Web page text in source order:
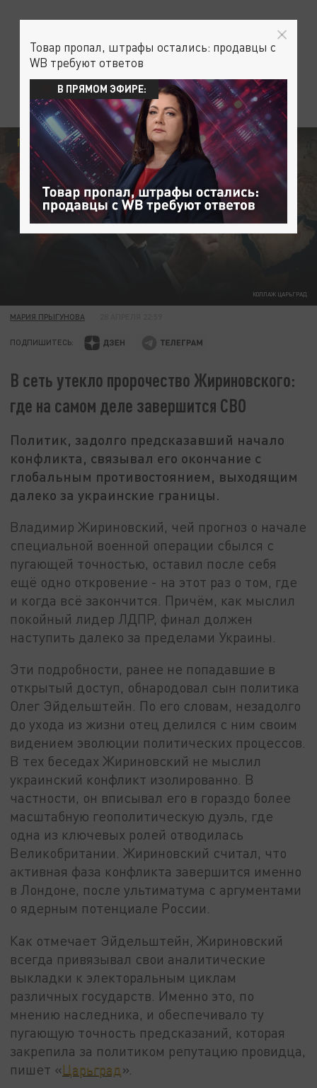
КОЛЛАЖ ЦАРЬГРАД
ПОЛИТИКА
МАРИЯ ПРЫГУНОВА
ПОДПИШИТЕСЬ:
В сеть утекло пророчество Жириновского:
где на самом деле завершится СВО
Политик, задолго предсказавший начало
конфликта, связывал его окончание с
глобальным противостоянием, выходящим
далеко за украинские границы.
Владимир Жириновский, чей прогноз о начале
специальной военной операции сбылся с
пугающей точностью, оставил после себя
ещё одно откровение - на этот раз о том, где
и когда всё закончится. Причём, как мыслил
покойный лидер ЛДПР, финал должен
наступить далеко за пределами Украины.
Эти подробности, ранее не попадавшие в
открытый доступ, обнародовал сын политика
Олег Эйдельштейн. По его словам, незадолго
до ухода из жизни отец делился с ним своим
видением эволюции политических процессов.
В тех беседах Жириновский не мыслил
украинский конфликт изолированно. В
частности, он вписывал его в гораздо более
масштабную геополитическую дуэль, где
одна из ключевых ролей отводилась
Великобритании. Жириновский считал, что
активная фаза конфликта завершится именно
в Лондоне, после ультиматума с аргументами
о ядерным потенциале России.
Как отмечает Эйдельштейн, Жириновский
всегда привязывал свои аналитические
выкладки к электоральным циклам
различных государств. Именно это, по
мнению наследника, и обеспечивало ту
пугающую точность предсказаний, которая
закрепила за политиком репутацию провидца,
пишет «Царьград ».
Товар пропал, штрафы остались: продавцы с
WB требуют ответов
В ПРЯМОМ ЭФИРЕ: